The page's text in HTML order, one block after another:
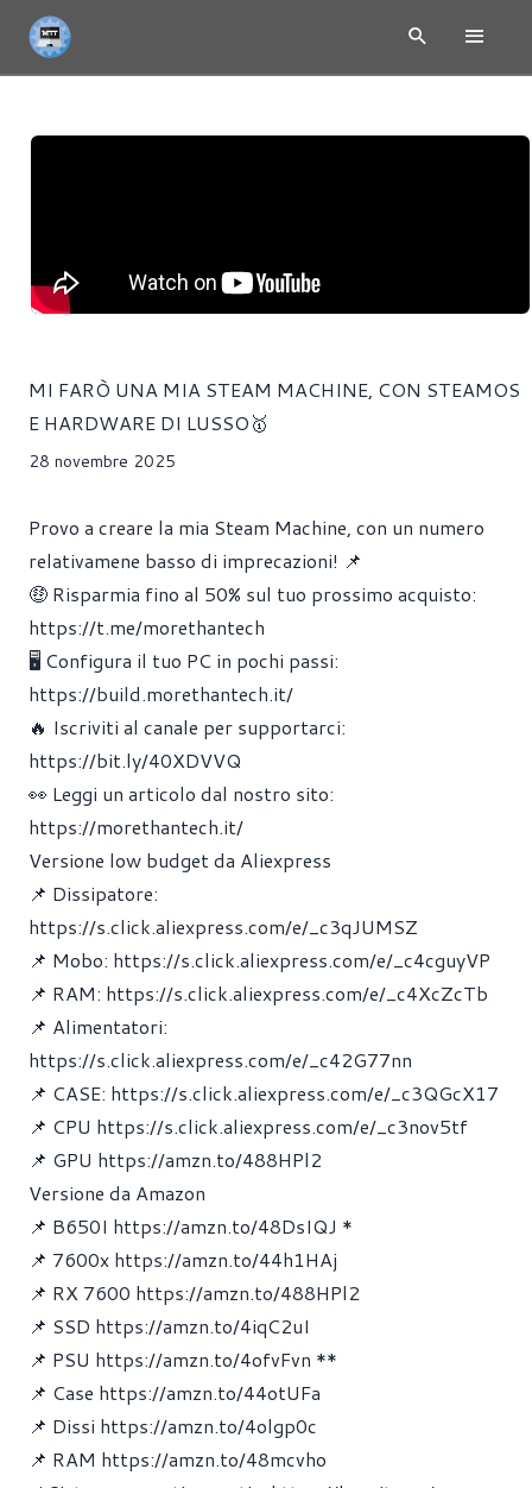
MI FARÒ UNA MIA STEAM MACHINE, CON STEAMOS
E HARDWARE DI LUSSO🥇
28 novembre 2025
Provo a creare la mia Steam Machine, con un numero
relativamene basso di imprecazioni! 📌
🤑 Risparmia fino al 50% sul tuo prossimo acquisto:
https://t.me/morethantech
🖥 Configura il tuo PC in pochi passi:
https://build.morethantech.it/
🔥 Iscriviti al canale per supportarci:
https://bit.ly/40XDVVQ
👀 Leggi un articolo dal nostro sito:
https://morethantech.it/
Versione low budget da Aliexpress
📌 Dissipatore:
https://s.click.aliexpress.com/e/_c3qJUMSZ
📌 Mobo: https://s.click.aliexpress.com/e/_c4cguyVP
📌 RAM: https://s.click.aliexpress.com/e/_c4XcZcTb
📌 Alimentatori:
https://s.click.aliexpress.com/e/_c42G77nn
📌 CASE: https://s.click.aliexpress.com/e/_c3QGcX17
📌 CPU https://s.click.aliexpress.com/e/_c3nov5tf
📌 GPU https://amzn.to/488HPl2
Versione da Amazon
📌 B650I https://amzn.to/48DsIQJ *
📌 7600x https://amzn.to/44h1HAj
📌 RX 7600 https://amzn.to/488HPl2
📌 SSD https://amzn.to/4iqC2uI
📌 PSU https://amzn.to/4ofvFvn **
📌 Case https://amzn.to/44otUFa
📌 Dissi https://amzn.to/4olgp0c
📌 RAM https://amzn.to/48mcvho